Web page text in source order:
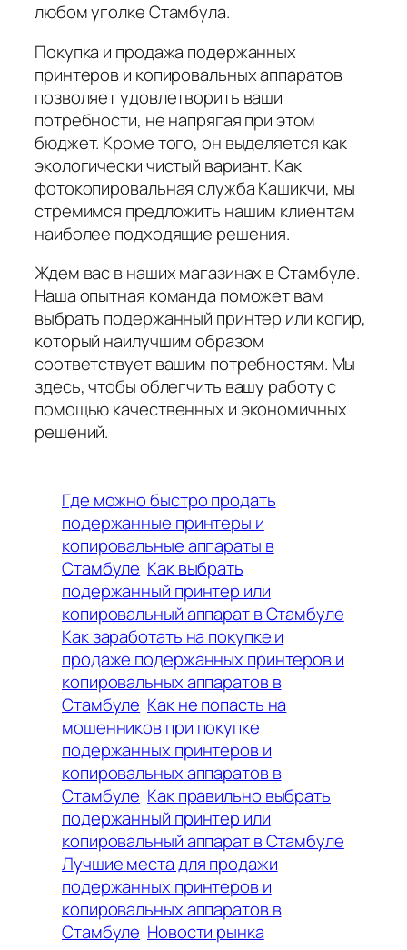
любом уголке Стамбула.
Покупка и продажа подержанных
принтеров и копировальных аппаратов
позволяет удовлетворить ваши
потребности, не напрягая при этом
бюджет. Кроме того, он выделяется как
экологически чистый вариант. Как
фотокопировальная служба Кашикчи, мы
стремимся предложить нашим клиентам
наиболее подходящие решения.
Ждем вас в наших магазинах в Стамбуле.
Наша опытная команда поможет вам
выбрать подержанный принтер или копир,
который наилучшим образом
соответствует вашим потребностям. Мы
здесь, чтобы облегчить вашу работу с
помощью качественных и экономичных
решений.
Где можно быстро продать
подержанные принтеры и
копировальные аппараты в
Стамбуле Как выбрать
подержанный принтер или
копировальный аппарат в Стамбуле
Как заработать на покупке и
продаже подержанных принтеров и
копировальных аппаратов в
Стамбуле Как не попасть на
мошенников при покупке
подержанных принтеров и
копировальных аппаратов в
Стамбуле Как правильно выбрать
подержанный принтер или
копировальный аппарат в Стамбуле
Лучшие места для продажи
подержанных принтеров и
копировальных аппаратов в
Стамбуле Новости рынка